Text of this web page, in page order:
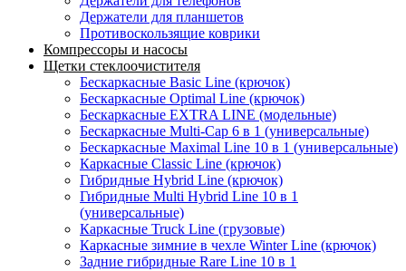
Держатели для планшетов
Противоскользящие коврики
Компрессоры и насосы
Щетки стеклоочистителя
Бескаркасные Basic Line (крючок)
Бескаркасные Optimal Line (крючок)
Бескаркасные EXTRA LINE (модельные)
Бескаркасные Multi-Cap 6 в 1 (универсальные)
Бескаркасные Maximal Line 10 в 1 (универсальные)
Каркасные Classic Line (крючок)
Гибридные Hybrid Line (крючок)
Гибридные Multi Hybrid Line 10 в 1
(универсальные)
Каркасные Truck Line (грузовые)
Каркасные зимние в чехле Winter Line (крючок)
Задние гибридные Rare Line 10 в 1